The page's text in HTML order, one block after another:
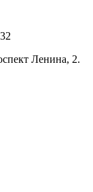
Ленина, 2.